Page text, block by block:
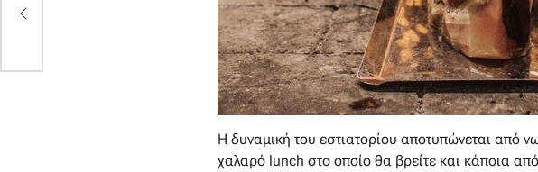
Η δυναμική του εστιατορίου αποτυπώνεται από
χαλαρό lunch στο οποίο θα βρείτε και κάποια